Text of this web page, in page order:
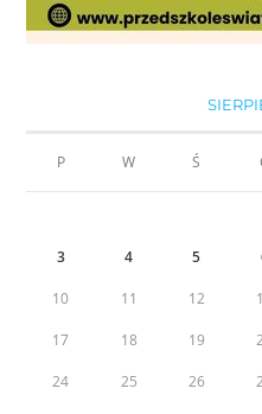
P W Ś
3 4 5
10 11 12
17 18 19
24 25 26